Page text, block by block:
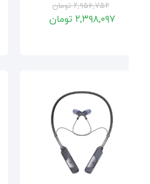
۲,۹۵۶,۷۵۲ تومان
۲,۳۹۸,۰۹۷ تومان